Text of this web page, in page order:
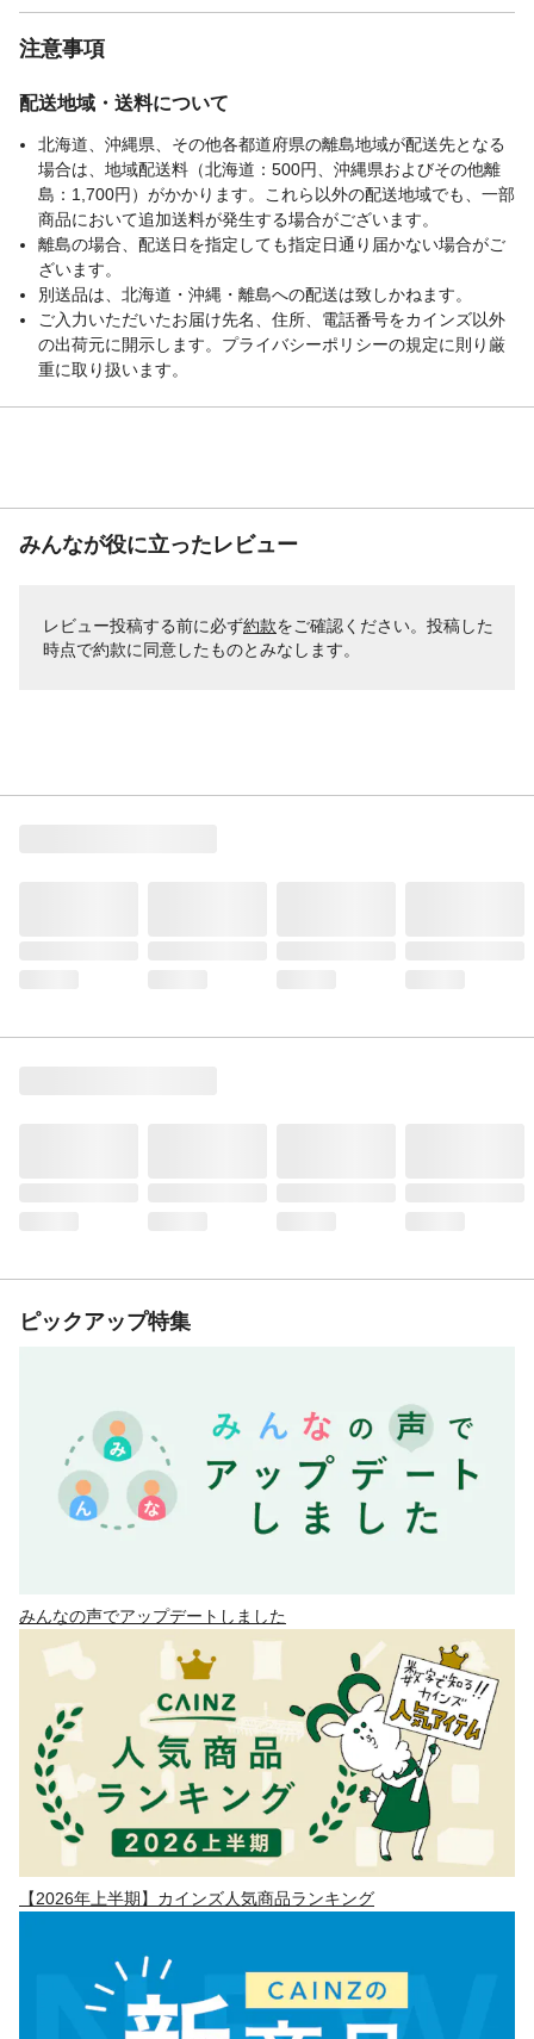
注意事項
配送地域・送料について
北海道、沖縄県、その他各都道府県の離島地域が配送先となる
場合は、地域配送料（北海道：500円、沖縄県およびその他離
島：1,700円）がかかります。これら以外の配送地域でも、一部
商品において追加送料が発生する場合がございます。
離島の場合、配送日を指定しても指定日通り届かない場合がご
ざいます。
別送品は、北海道・沖縄・離島への配送は致しかねます。
ご入力いただいたお届け先名、住所、電話番号をカインズ以外
の出荷元に開示します。プライバシーポリシーの規定に則り厳
重に取り扱います。
みんなが役に立ったレビュー
レビュー投稿する前に必ず約款をご確認ください。投稿した
時点で約款に同意したものとみなします。
ピックアップ特集
みんなの声でアップデートしました
【2026年上半期】カインズ人気商品ランキング